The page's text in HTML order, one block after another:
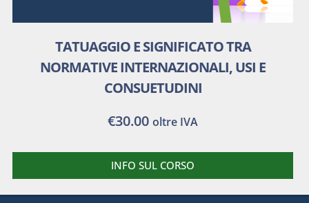
TATUAGGIO E SIGNIFICATO TRA
NORMATIVE INTERNAZIONALI, USI E
CONSUETUDINI
€30.00 oltre IVA
INFO SUL CORSO